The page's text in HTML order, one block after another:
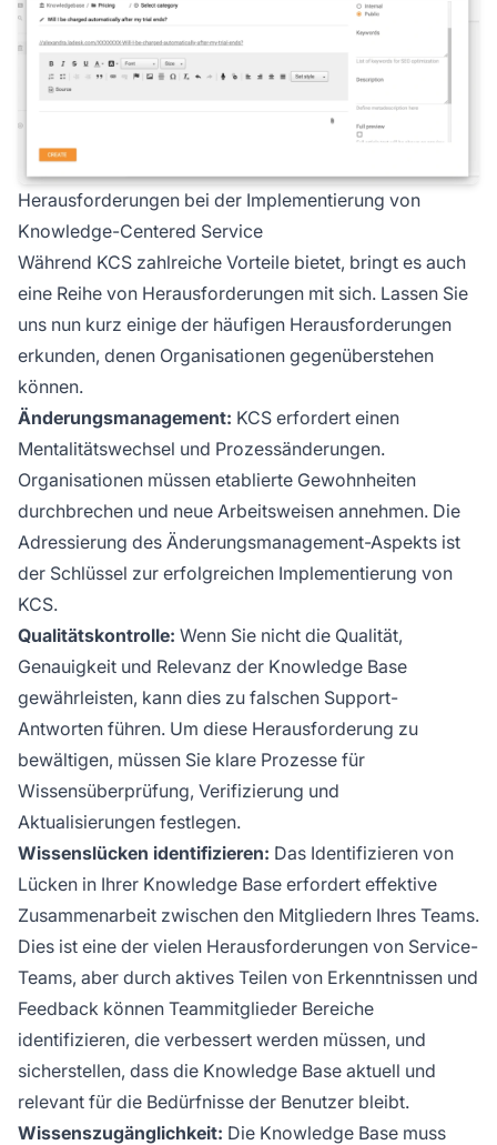
Herausforderungen bei der Implementierung von
Knowledge-Centered Service
Während KCS zahlreiche Vorteile bietet, bringt es auch
eine Reihe von Herausforderungen mit sich. Lassen Sie
uns nun kurz einige der häufigen Herausforderungen
erkunden, denen Organisationen gegenüberstehen
können.
Änderungsmanagement: KCS erfordert einen
Mentalitätswechsel und Prozessänderungen.
Organisationen müssen etablierte Gewohnheiten
durchbrechen und neue Arbeitsweisen annehmen. Die
Adressierung des Änderungsmanagement-Aspekts ist
der Schlüssel zur erfolgreichen Implementierung von
KCS.
Qualitätskontrolle: Wenn Sie nicht die Qualität,
Genauigkeit und Relevanz der Knowledge Base
gewährleisten, kann dies zu falschen Support-
Antworten führen. Um diese Herausforderung zu
bewältigen, müssen Sie klare Prozesse für
Wissensüberprüfung, Verifizierung und
Aktualisierungen festlegen.
Wissenslücken identifizieren: Das Identifizieren von
Lücken in Ihrer Knowledge Base erfordert effektive
Zusammenarbeit zwischen den Mitgliedern Ihres Teams.
Dies ist eine der vielen Herausforderungen von Service-
Teams, aber durch aktives Teilen von Erkenntnissen und
Feedback können Teammitglieder Bereiche
identifizieren, die verbessert werden müssen, und
sicherstellen, dass die Knowledge Base aktuell und
relevant für die Bedürfnisse der Benutzer bleibt.
Wissenszugänglichkeit: Die Knowledge Base muss